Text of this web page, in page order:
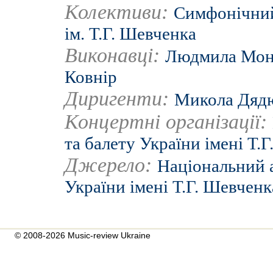
Колективи:
ім. Т.Г. Шевченка
Виконавці: Людмила
Ковнір
Диригенти: Микола
Концертні організації:
та балету України імені
Джерело: Національний
України імені Т.Г.
© 2008-2026 Music-review Ukraine